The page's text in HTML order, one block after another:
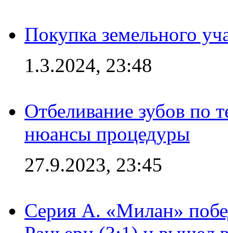
Покупка земельного
1.3.2024, 23:48
Отбеливание зубов по
нюансы процедуры
27.9.2023, 23:45
Серия А. «Милан»